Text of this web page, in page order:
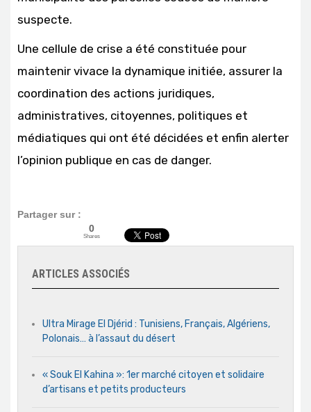
suspecte.
Une cellule de crise a été constituée pour
maintenir vivace la dynamique initiée, assurer la
coordination des actions juridiques,
administratives, citoyennes, politiques et
médiatiques qui ont été décidées et enfin alerter
l’opinion publique en cas de danger.
Partager sur :
0
Shares
ARTICLES ASSOCIÉS
Ultra Mirage El Djérid : Tunisiens, Français, Algériens,
Polonais… à l’assaut du désert
« Souk El Kahina »: 1er marché citoyen et solidaire
d’artisans et petits producteurs